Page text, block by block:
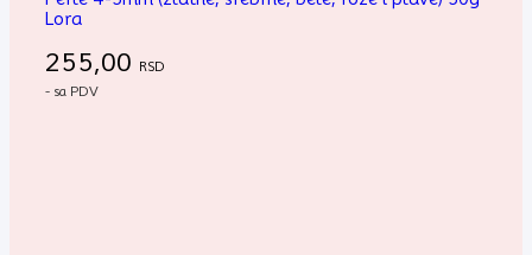
Lora
255,00 RSD
- sa PDV